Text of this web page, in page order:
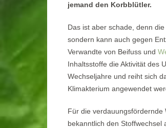
jemand den Korbblütler.
Das ist aber schade, denn
sondern kann auch gegen
Verwandte von Beifuss und
Inhaltsstoffe die Aktivität des
Wechseljahre und reiht sich
Klimakterium angewendet
Für die verdauungsfördernde
bekanntlich den